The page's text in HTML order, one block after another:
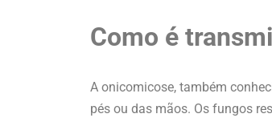
Como é
A onicomicose, também
pés ou das mãos. Os fungos